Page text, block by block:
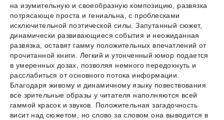
на изумительную и своеобразную композицию, развязка
потрясающе проста и гениальна, с проблесками
исключительной поэтической силы. Запутанный сюжет,
динамически развивающиеся события и неожиданная
развязка, оставят гамму положительных впечатлений от
прочитанной книги. Легкий и утонченный юмор подается
в умеренных дозах, позволяя немного передохнуть и
расслабиться от основного потока информации.
Благодаря живому и динамичному языку повествования
все зрительные образы у читателя наполняются всей
гаммой красок и звуков. Положительная загадочность
висит над сюжетом, но слово за словом она выводится в